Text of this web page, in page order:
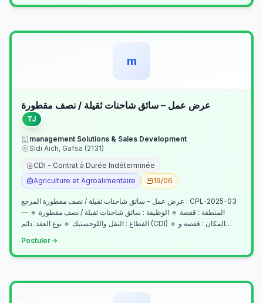
m
عرض عمل – سائق شاحنات ثقيلة / نصف مقطورة
TJ
management Solutions & Sales Development
Sidi Aich, Gafsa (2131)
CDI - Contrat à Durée Indéterminée
Agriculture et Agroalimentaire
19/06
عرض عمل – سائق شاحنات ثقيلة / نصف مقطورة المرجع : CPL-2025-03
— المنطقة : قفصة 🔹 الوظيفة : سائق شاحنات ثقيلة / نصف مقطورة 🔹
القطاع : النقل واللوجستيك 🔹 نوع العقد: دائم (CDI) 🔹 المكان : قفصة و…
Postuler